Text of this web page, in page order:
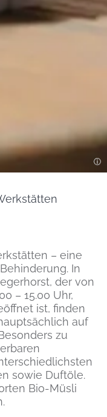
– eine
In
der von
– 15.00 Uhr,
ist, finden
auf
zu
sowie Duftöle.
Bio-Müsli